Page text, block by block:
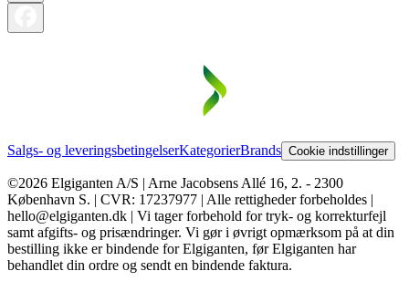
Salgs- og leveringsbetingelserKategorierBrands Cookie indstillinger
©2026 Elgiganten A/S | Arne Jacobsens Allé 16, 2. - 2300
København S. | CVR: 17237977 | Alle rettigheder forbeholdes |
hello@elgiganten.dk | Vi tager forbehold for tryk- og korrekturfejl
samt afgifts- og prisændringer. Vi gør i øvrigt opmærksom på at din
bestilling ikke er bindende for Elgiganten, før Elgiganten har
behandlet din ordre og sendt en bindende faktura.